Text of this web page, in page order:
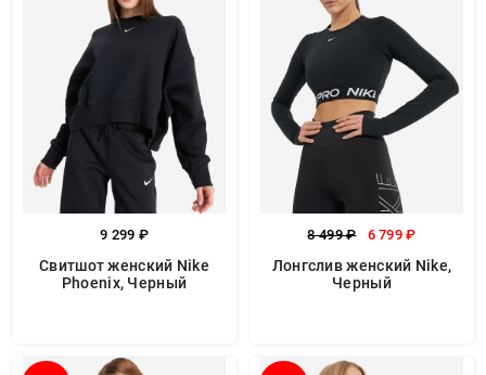
9 299 ₽
Свитшот женский Nike
Phoenix, Черный
8 499 ₽ 6 799 ₽
Лонгслив женский Nike,
Черный